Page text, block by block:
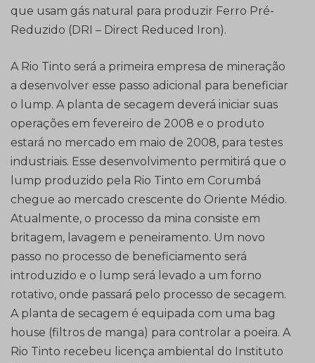
que usam gás natural para produzir Ferro Pré-
Reduzido (DRI – Direct Reduced Iron).
A Rio Tinto será a primeira empresa de mineração
a desenvolver esse passo adicional para beneficiar
o lump. A planta de secagem deverá iniciar suas
operações em fevereiro de 2008 e o produto
estará no mercado em maio de 2008, para testes
industriais. Esse desenvolvimento permitirá que o
lump produzido pela Rio Tinto em Corumbá
chegue ao mercado crescente do Oriente Médio.
Atualmente, o processo da mina consiste em
britagem, lavagem e peneiramento. Um novo
passo no processo de beneficiamento será
introduzido e o lump será levado a um forno
rotativo, onde passará pelo processo de secagem.
A planta de secagem é equipada com uma bag
house (filtros de manga) para controlar a poeira. A
Rio Tinto recebeu licença ambiental do Instituto